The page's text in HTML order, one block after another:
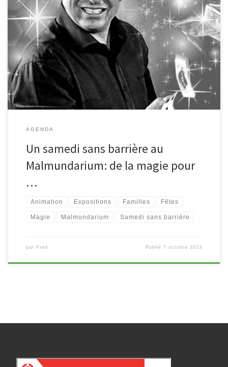
Rendez-vous le samedi 12 octobre 2013 au Malmundarium pour
une journée pleine de magie, dans le cadre des samedis sans
barrière. * 10h30-12h : « Aux masques Super James » atelier-
découverte pour les enfants de 5 à 10 ans; Au départ de quelques
éléments de vie glanés dans l’exposition « James […]
AGENDA
Un samedi sans barrière au
Malmundarium: de la magie pour
…
Animation Expositions Familles Fêtes
Magie Malmundarium Samedi sans barrière
par Fred Publié7 octobre 2013